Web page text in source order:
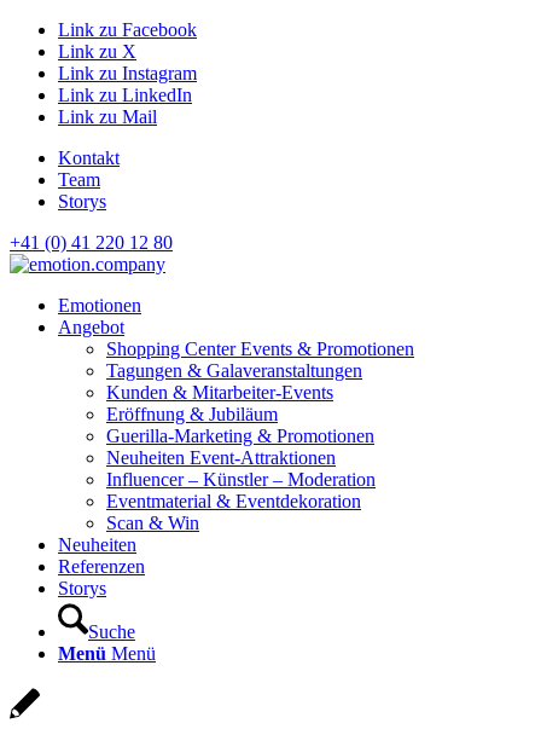
Link zu Facebook
Link zu X
Link zu Instagram
Link zu LinkedIn
Link zu Mail
Kontakt
Team
Storys
+41 (0) 41 220 12 80
Hauptnavigation
Emotionen
Angebot
Shopping Center Events & Promotionen
Tagungen & Galaveranstaltungen
Kunden & Mitarbeiter-Events
Eröffnung & Jubiläum
Guerilla-Marketing & Promotionen
Neuheiten Event-Attraktionen
Influencer – Künstler – Moderation
Eventmaterial & Eventdekoration
Scan & Win
Neuheiten
Referenzen
Storys
Suche
Menü Menü